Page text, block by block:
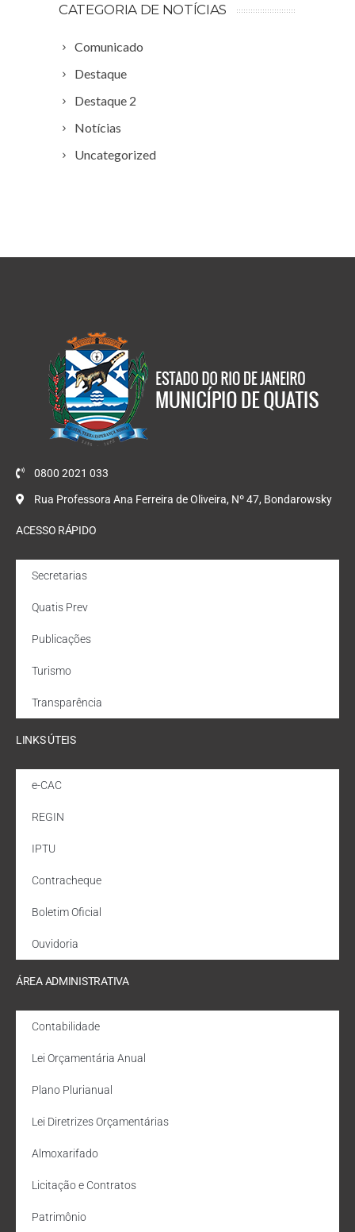
CATEGORIA DE NOTÍCIAS
Comunicado
Destaque
Destaque 2
Notícias
Uncategorized
0800 2021 033
Rua Professora Ana Ferreira de Oliveira, Nº 47, Bondarowsky
ACESSO RÁPIDO
Secretarias
Quatis Prev
Publicações
Turismo
Transparência
LINKS ÚTEIS
e-CAC
REGIN
IPTU
Contracheque
Boletim Oficial
Ouvidoria
ÁREA ADMINISTRATIVA
Contabilidade
Lei Orçamentária Anual
Plano Plurianual
Lei Diretrizes Orçamentárias
Almoxarifado
Licitação e Contratos
Patrimônio